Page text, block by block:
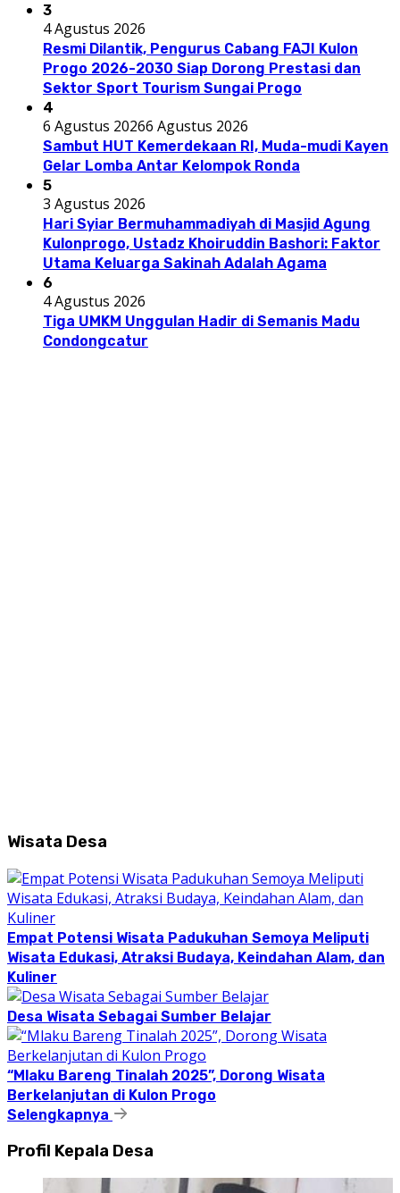
3
4 Agustus 2026
Resmi Dilantik, Pengurus Cabang FAJI Kulon
Progo 2026-2030 Siap Dorong Prestasi dan
Sektor Sport Tourism Sungai Progo
4
6 Agustus 20266 Agustus 2026
Sambut HUT Kemerdekaan RI, Muda-mudi Kayen
Gelar Lomba Antar Kelompok Ronda
5
3 Agustus 2026
Hari Syiar Bermuhammadiyah di Masjid Agung
Kulonprogo, Ustadz Khoiruddin Bashori: Faktor
Utama Keluarga Sakinah Adalah Agama
6
4 Agustus 2026
Tiga UMKM Unggulan Hadir di Semanis Madu
Condongcatur
Wisata Desa
Empat Potensi Wisata Padukuhan Semoya Meliputi
Wisata Edukasi, Atraksi Budaya, Keindahan Alam, dan
Kuliner
Desa Wisata Sebagai Sumber Belajar
“Mlaku Bareng Tinalah 2025”, Dorong Wisata
Berkelanjutan di Kulon Progo
Selengkapnya
Profil Kepala Desa